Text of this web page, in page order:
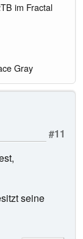
im Fractal
Gray
#11
seine